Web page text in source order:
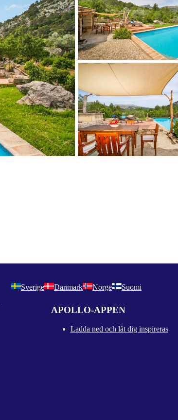
Sverige Danmark Norge Suomi
APOLLO-APPEN
Ladda ned och låt dig inspireras